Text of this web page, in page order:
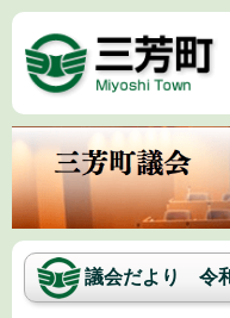
議会だより 令